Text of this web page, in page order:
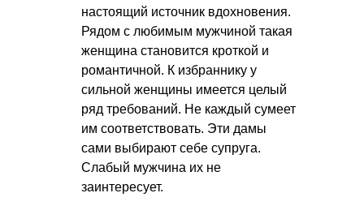
настоящий источник вдохновения.
Рядом с любимым мужчиной такая
женщина становится кроткой и
романтичной. К избраннику у
сильной женщины имеется целый
ряд требований. Не каждый сумеет
им соответствовать. Эти дамы
сами выбирают себе супруга.
Слабый мужчина их не
заинтересует.